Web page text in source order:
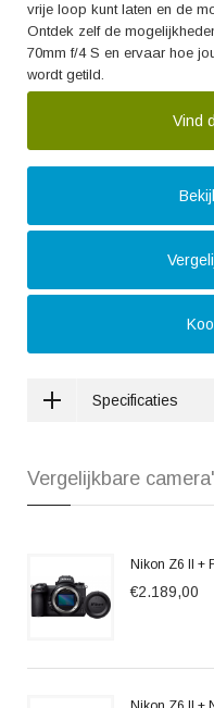
vrije loop kunt laten en de
Ontdek zelf de
70mm f/4 S en ervaar hoe
wordt getild.
Vind
Specificaties
Vergelijkbare
Nikon Z6 II +
€2.189,00